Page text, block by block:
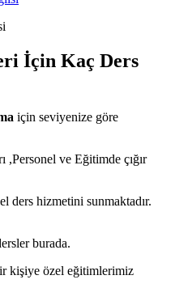
İçin Kaç Ders
için seviyenize göre
,Personel ve Eğitimde çığır
ders hizmetini sunmaktadır.
burada.
kişiye özel eğitimlerimiz